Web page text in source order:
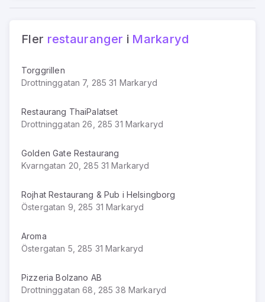
Fler restauranger i Markaryd
Torggrillen
Drottninggatan 7, 285 31 Markaryd
Restaurang ThaiPalatset
Drottninggatan 26, 285 31 Markaryd
Golden Gate Restaurang
Kvarngatan 20, 285 31 Markaryd
Rojhat Restaurang & Pub i Helsingborg
Östergatan 9, 285 31 Markaryd
Aroma
Östergatan 5, 285 31 Markaryd
Pizzeria Bolzano AB
Drottninggatan 68, 285 38 Markaryd